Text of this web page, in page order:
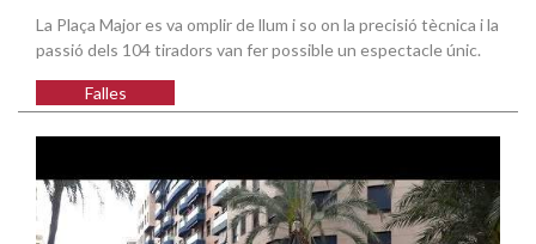
La Plaça Major es va omplir de llum i so on la precisió tècnica i la
passió dels 104 tiradors van fer possible un espectacle únic.
Falles